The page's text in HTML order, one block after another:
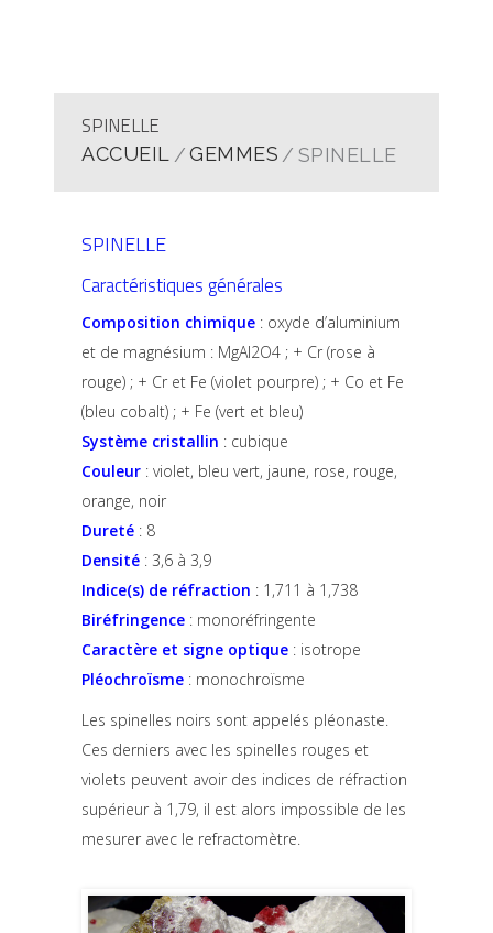
SPINELLE
ACCUEIL GEMMES SPINELLE
SPINELLE
Caractéristiques générales
Composition chimique : oxyde d’aluminium
et de magnésium : MgAl2O4 ; + Cr (rose à
rouge) ; + Cr et Fe (violet pourpre) ; + Co et Fe
(bleu cobalt) ; + Fe (vert et bleu)
Système cristallin : cubique
Couleur : violet, bleu vert, jaune, rose, rouge,
orange, noir
Dureté : 8
Densité : 3,6 à 3,9
Indice(s) de réfraction : 1,711 à 1,738
Biréfringence : monoréfringente
Caractère et signe optique : isotrope
Pléochroïsme : monochroïsme
Les spinelles noirs sont appelés pléonaste.
Ces derniers avec les spinelles rouges et
violets peuvent avoir des indices de réfraction
supérieur à 1,79, il est alors impossible de les
mesurer avec le refractomètre.